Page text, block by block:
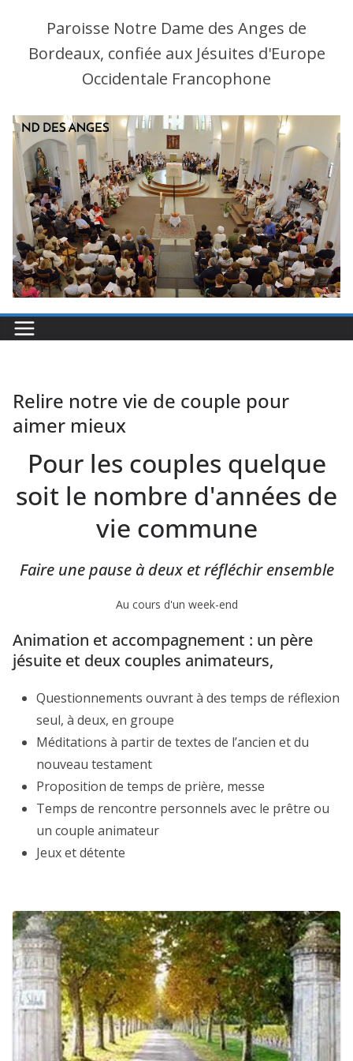
Paroisse Notre Dame des Anges de
Bordeaux, confiée aux Jésuites d'Europe
Occidentale Francophone
Relire notre vie de couple pour
aimer mieux
Pour les couples quelque
soit le nombre d'années de
vie commune
Faire une pause à deux et réfléchir ensemble
Au cours d'un week-end
Animation et accompagnement : un père
jésuite et deux couples animateurs,
Questionnements ouvrant à des temps de réflexion
seul, à deux, en groupe
Méditations à partir de textes de l’ancien et du
nouveau testament
Proposition de temps de prière, messe
Temps de rencontre personnels avec le prêtre ou
un couple animateur
Jeux et détente